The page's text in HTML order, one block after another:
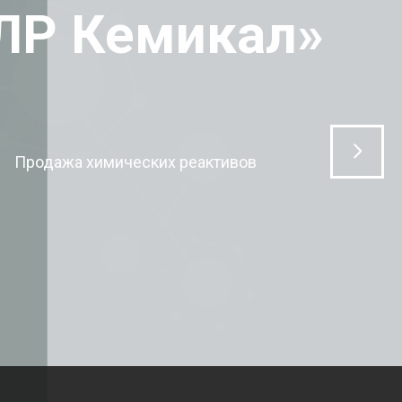
Кемикал»
Продажа химических реактивов